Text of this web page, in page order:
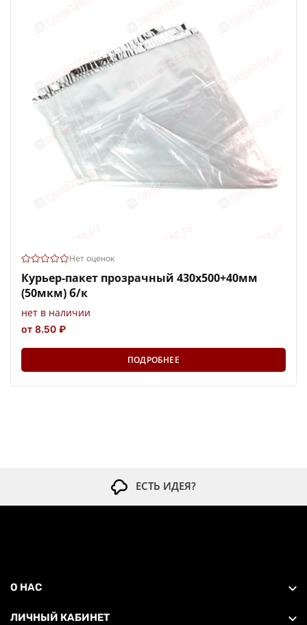
Нет оценок
Курьер-пакет прозрачный 430х500+40мм
(50мкм) б/к
нет в наличии
от 8.50 ₽
ПОДРОБНЕЕ
ЕСТЬ ИДЕЯ?
О НАС
ЛИЧНЫЙ КАБИНЕТ